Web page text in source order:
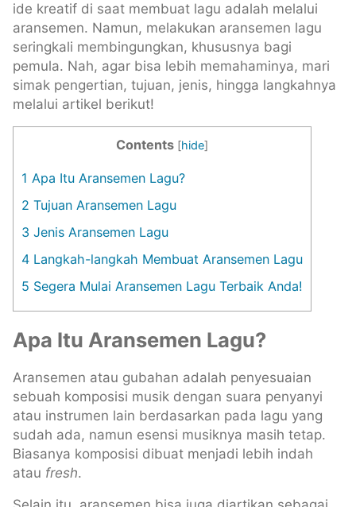
ide kreatif di saat membuat lagu adalah melalui
aransemen. Namun, melakukan aransemen lagu
seringkali membingungkan, khususnya bagi
pemula. Nah, agar bisa lebih memahaminya, mari
simak pengertian, tujuan, jenis, hingga langkahnya
melalui artikel berikut!
Contents [hide]
1 Apa Itu Aransemen Lagu?
2 Tujuan Aransemen Lagu
3 Jenis Aransemen Lagu
4 Langkah-langkah Membuat Aransemen Lagu
5 Segera Mulai Aransemen Lagu Terbaik Anda!
Apa Itu Aransemen Lagu?
Aransemen atau gubahan adalah penyesuaian
sebuah komposisi musik dengan suara penyanyi
atau instrumen lain berdasarkan pada lagu yang
sudah ada, namun esensi musiknya masih tetap.
Biasanya komposisi dibuat menjadi lebih indah
atau fresh.